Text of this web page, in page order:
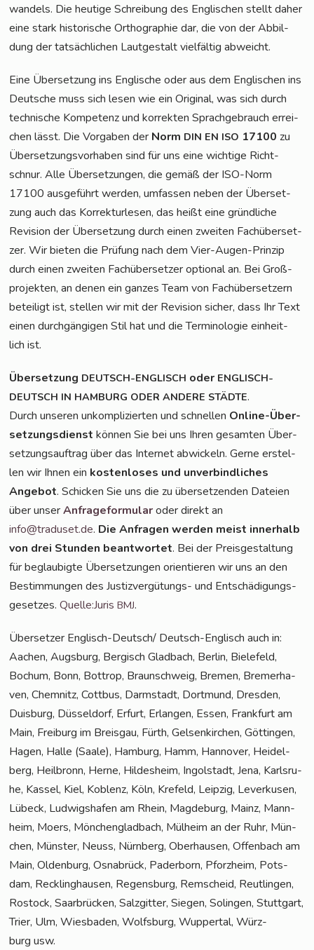
wan­dels. Die heu­ti­ge Schrei­bung des Eng­li­schen stellt daher
eine stark his­to­ri­sche Ortho­gra­phie dar, die von der Abbil­
dung der tat­säch­li­chen Laut­ge­stalt viel­fäl­tig abweicht.
Eine Über­set­zung ins Eng­li­sche oder aus dem Eng­li­schen ins
Deut­sche muss sich lesen wie ein Ori­gi­nal, was sich durch
tech­ni­sche Kom­pe­tenz und kor­rek­ten Sprach­ge­brauch errei­
chen lässt. Die Vor­ga­ben der Norm DIN EN ISO 17100 zu
Über­set­zungs­vor­ha­ben sind für uns eine wich­ti­ge Richt­
schnur. Alle Über­set­zun­gen, die gemäß der ISO-Norm
17100 aus­ge­führt wer­den, umfas­sen neben der Über­set­
zung auch das Kor­rek­tur­le­sen, das heißt eine gründ­li­che
Revi­si­on der Über­set­zung durch einen zwei­ten Fach­über­set­
zer. Wir bie­ten die Prü­fung nach dem Vier-Augen-Prin­zip
durch einen zwei­ten Fach­über­set­zer optio­nal an. Bei Groß­
pro­jek­ten, an denen ein gan­zes Team von Fach­über­set­zern
betei­ligt ist, stel­len wir mit der Revi­si­on sicher, dass Ihr Text
einen durch­gän­gi­gen Stil hat und die Ter­mi­no­lo­gie ein­heit­
lich ist.
Über­set­zung DEUTSCH-ENGLISCH oder ENGLISCH-
DEUTSCH IN HAMBURG ODER ANDERE STÄDTE.
Durch unse­ren unkom­pli­zier­ten und schnel­len Online-Über­
set­zungs­dienst kön­nen Sie bei uns Ihren gesam­ten Über­
set­zungs­auf­trag über das Inter­net abwi­ckeln. Ger­ne erstel­
len wir Ihnen ein kos­ten­lo­ses und unver­bind­li­ches
Ange­bot. Schi­cken Sie uns die zu über­set­zen­den Datei­en
über unserAnfra­ge­for­mu­laroder direkt an
info@traduset.de. Die Anfra­gen wer­den meist inner­halb
von drei Stun­den beant­wor­tet. Bei der Preis­ge­stal­tung
für beglau­big­te Über­set­zun­gen ori­en­tie­ren wir uns an den
Bestim­mun­gen des Jus­tiz­ver­gü­tungs- und Ent­schä­di­gungs­
ge­set­zes.Quelle:JurisBMJ.
Über­set­zer Eng­lisch-Deut­sch/ Deutsch-Eng­lisch auch in:
Aachen, Augs­burg, Ber­gisch Glad­bach, Ber­lin, Bie­le­feld,
Bochum, Bonn, Bot­trop, Braun­schweig, Bre­men, Bre­mer­ha­
ven, Chem­nitz, Cott­bus, Darm­stadt, Dort­mund, Dres­den,
Duis­burg, Düs­sel­dorf, Erfurt, Erlan­gen, Essen, Frank­furt am
Main, Frei­burg im Breis­gau, Fürth, Gel­sen­kir­chen, Göt­tin­gen,
Hagen, Hal­le (Saa­le), Ham­burg, Hamm, Han­no­ver, Hei­del­
berg, Heil­bronn, Her­ne, Hil­des­heim, Ingol­stadt, Jena, Karls­ru­
he, Kas­sel, Kiel, Koblenz, Köln, Kre­feld, Leip­zig, Lever­ku­sen,
Lübeck, Lud­wigs­ha­fen am Rhein, Mag­de­burg, Mainz, Mann­
heim, Moers, Mön­chen­glad­bach, Mül­heim an der Ruhr, Mün­
chen, Müns­ter, Neuss, Nürn­berg, Ober­hau­sen, Offen­bach am
Main, Olden­burg, Osna­brück, Pader­born, Pforz­heim, Pots­
dam, Reck­ling­hau­sen, Regens­burg, Rem­scheid, Reut­lin­gen,
Ros­tock, Saar­brü­cken, Salz­git­ter, Sie­gen, Solin­gen, Stutt­gart,
Trier, Ulm, Wies­ba­den, Wolfs­burg, Wup­per­tal, Würz­
burg usw.